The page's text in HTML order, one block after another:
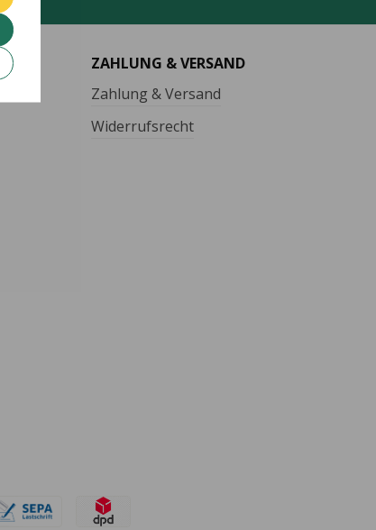
ZAHLUNG & VERSAND
Zahlung & Versand
Widerrufsrecht